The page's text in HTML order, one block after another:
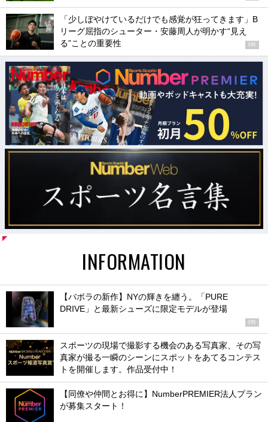
「少しぼやけているだけでも感覚が狂ってきます」B
リーグ屈指のシューター・安藤周人が明かす“見え
る”ことの重要性
PR
INFORMATION
【バボラの新作】NYの輝きを纏う。「PURE
DRIVE」と最新シューズに限定モデルが登場
PR
スポーツの現場で撮影する機会のある写真家、その写
真家が撮る一瞬のシーンにスポットをあてるコンテス
トを開催します。作品受付中！
【同僚や仲間とお得に】NumberPREMIER法人プラン
が募集スタート！